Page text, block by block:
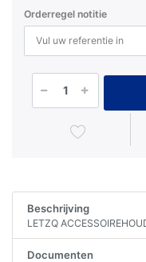
Orderregel notitie
Beschrijving
LETZQ
Documenten